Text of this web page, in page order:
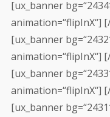
[ux_banner
animation=“flipInX“]
[ux_banner
animation=“flipInX“]
[ux_banner
animation=“flipInX“]
[ux_banner